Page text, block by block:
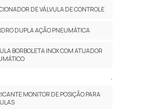
DE VÁLVULA DE CONTROLE
DUPLA AÇÃO PNEUMÁTICA
BORBOLETA INOX COM ATUADOR
.
MONITOR DE POSIÇÃO PARA